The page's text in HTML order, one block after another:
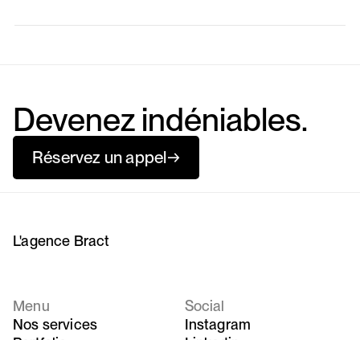
Devenez indéniables.
Réservez un appel→
L'agence Bract
Menu
Nos services
Social
Instagram